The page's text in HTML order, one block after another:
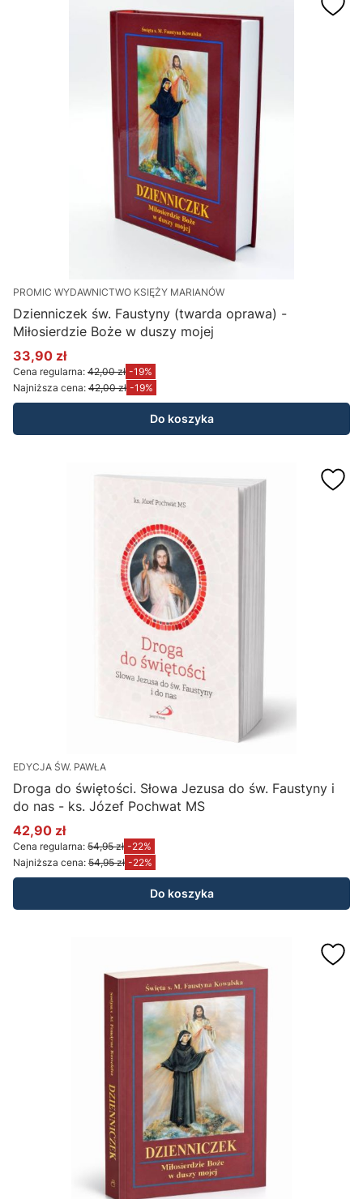
PROMIC WYDAWNICTWO KSIĘŻY MARIANÓW
Dzienniczek św. Faustyny (twarda oprawa) -
Miłosierdzie Boże w duszy mojej
Cena promocyjna
33,90 zł
Cena regularna: 42,00 zł -19%
Najniższa cena: 42,00 zł -19%
Do koszyka
EDYCJA ŚW. PAWŁA
Droga do świętości. Słowa Jezusa do św. Faustyny i
do nas - ks. Józef Pochwat MS
Cena promocyjna
42,90 zł
Cena regularna: 54,95 zł -22%
Najniższa cena: 54,95 zł -22%
Do koszyka